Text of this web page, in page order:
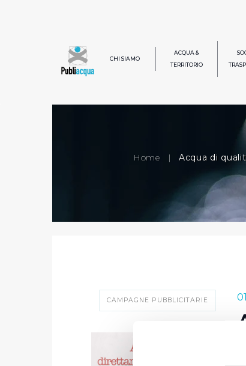
CHI SIAMO
ACQUA &
TERRITORIO
Home | Acqua di
CAMPAGNE PUBBLICITARIE